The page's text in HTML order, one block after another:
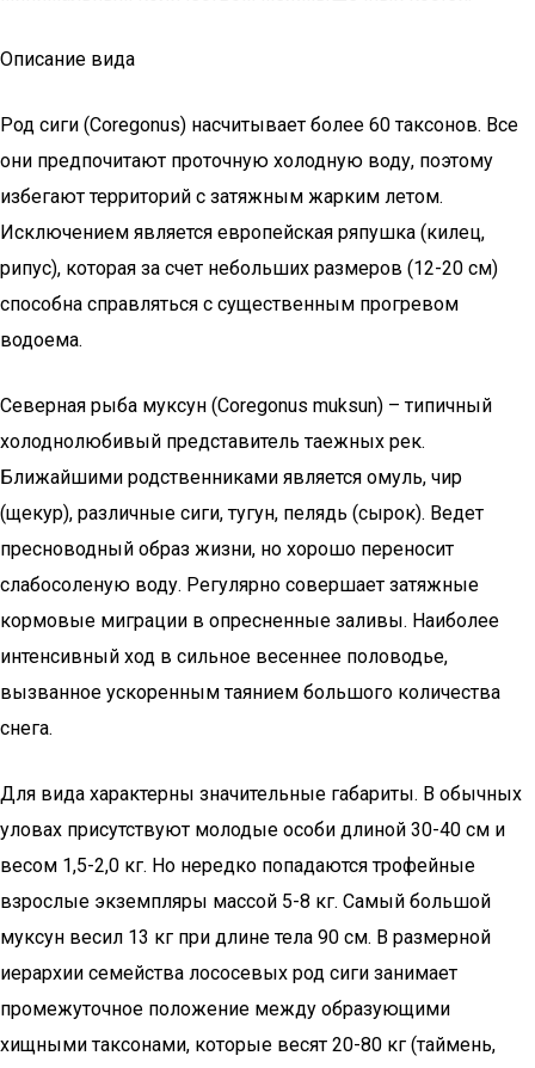
Описание вида
Род сиги (Coregonus) насчитывает более 60 таксонов. Все
они предпочитают проточную холодную воду, поэтому
избегают территорий с затяжным жарким летом.
Исключением является европейская ряпушка (килец,
рипус), которая за счет небольших размеров (12-20 см)
способна справляться с существенным прогревом
водоема.
Северная рыба муксун (Coregonus muksun) – типичный
холоднолюбивый представитель таежных рек.
Ближайшими родственниками является омуль, чир
(щекур), различные сиги, тугун, пелядь (сырок). Ведет
пресноводный образ жизни, но хорошо переносит
слабосоленую воду. Регулярно совершает затяжные
кормовые миграции в опресненные заливы. Наиболее
интенсивный ход в сильное весеннее половодье,
вызванное ускоренным таянием большого количества
снега.
Для вида характерны значительные габариты. В обычных
уловах присутствуют молодые особи длиной 30-40 см и
весом 1,5-2,0 кг. Но нередко попадаются трофейные
взрослые экземпляры массой 5-8 кг. Самый большой
муксун весил 13 кг при длине тела 90 см. В размерной
иерархии семейства лососевых род сиги занимает
промежуточное положение между образующими
хищными таксонами, которые весят 20-80 кг (таймень,